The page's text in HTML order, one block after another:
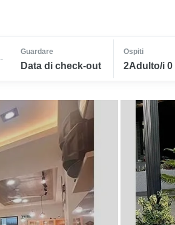
-
Guardare
Data di check-out
Ospiti
2Adulto/i 0